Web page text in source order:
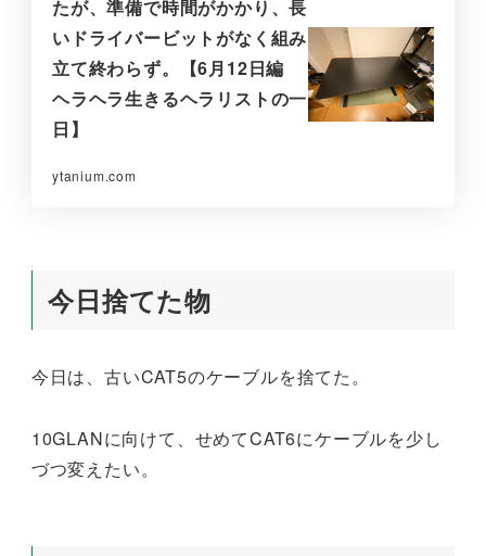
たが、準備で時間がかかり、長
いドライバービットがなく組み
立て終わらず。【6月12日編
ヘラヘラ生きるヘラリストの一
日】
ytanium.com
今日捨てた物
今日は、古いCAT5のケーブルを捨てた。
10GLANに向けて、せめてCAT6にケーブルを少し
づつ変えたい。